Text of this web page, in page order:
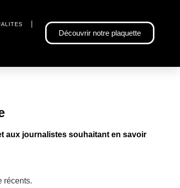
Découvrir notre plaquette
aux journalistes souhaitant en savoir
récents.